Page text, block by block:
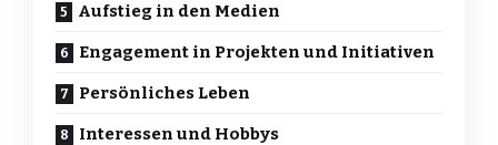
Aufstieg in den Medien
Engagement in Projekten und Initiativen
Persönliches Leben
Interessen und Hobbys